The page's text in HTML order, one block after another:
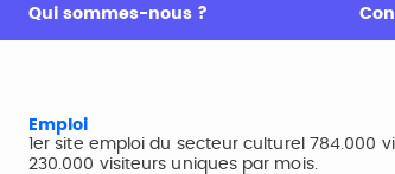
Qui sommes-nous ?
Emploi
1er site emploi du secteur culturel 784.000
230.000 visiteurs uniques par mois.